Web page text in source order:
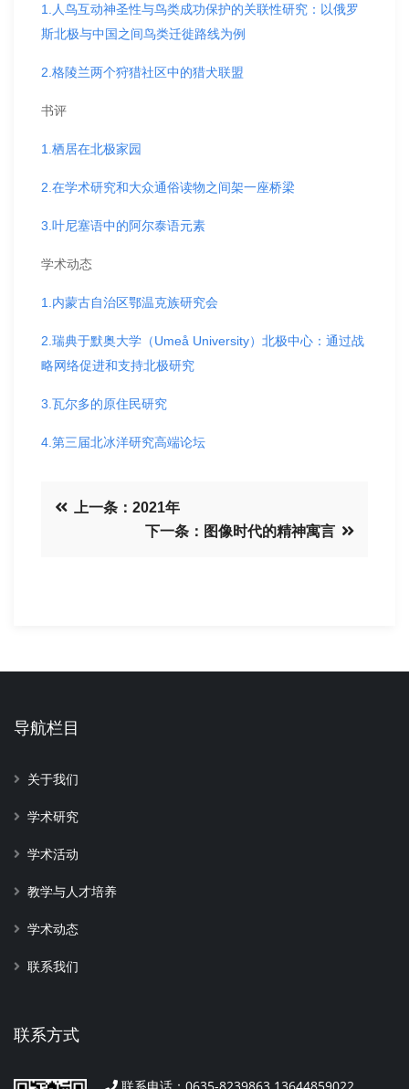
1.人鸟互动神圣性与鸟类成功保护的关联性研究：以俄罗
斯北极与中国之间鸟类迁徙路线为例
2.格陵兰两个狩猎社区中的猎犬联盟
书评
1.栖居在北极家园
2.在学术研究和大众通俗读物之间架一座桥梁
3.叶尼塞语中的阿尔泰语元素
学术动态
1.内蒙古自治区鄂温克族研究会
2.瑞典于默奥大学（Umeå University）北极中心：通过战
略网络促进和支持北极研究
3.瓦尔多的原住民研究
4.第三届北冰洋研究高端论坛
上一条：2021年
下一条：图像时代的精神寓言
导航栏目
关于我们
学术研究
学术活动
教学与人才培养
学术动态
联系我们
联系方式